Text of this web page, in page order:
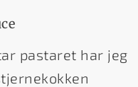
pastaret har jeg